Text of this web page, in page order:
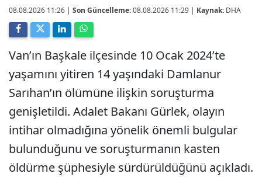
08.08.2026 11:26 | Son Güncelleme:08.08.2026 11:29 | Kaynak: DHA
Van’ın Başkale ilçesinde 10 Ocak 2024’te
yaşamını yitiren 14 yaşındaki Damlanur
Sarıhan’ın ölümüne ilişkin soruşturma
genişletildi. Adalet Bakanı Gürlek, olayın
intihar olmadığına yönelik önemli bulgular
bulunduğunu ve soruşturmanın kasten
öldürme şüphesiyle sürdürüldüğünü açıkladı.